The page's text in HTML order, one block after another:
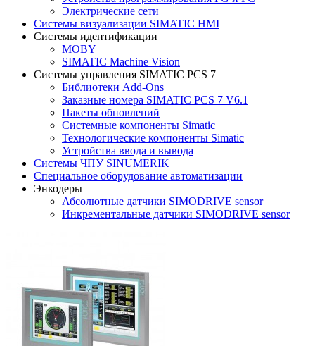
Электрические сети
Системы визуализации SIMATIC HMI
Системы идентификации
MOBY
SIMATIC Machine Vision
Системы управления SIMATIC PCS 7
Библиотеки Add-Ons
Заказные номера SIMATIC PCS 7 V6.1
Пакеты обновлений
Системные компоненты Simatic
Технологические компоненты Simatic
Устройства ввода и вывода
Системы ЧПУ SINUMERIK
Специальное оборудование автоматизации
Энкодеры
Абсолютные датчики SIMODRIVE sensor
Инкрементальные датчики SIMODRIVE sensor